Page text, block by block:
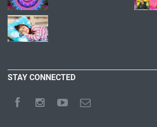
STAY CONNECTED